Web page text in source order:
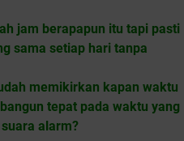
jam berapapun itu tapi pasti
sama setiap hari tanpa
memikirkan kapan waktu
tepat pada waktu yang
alarm?